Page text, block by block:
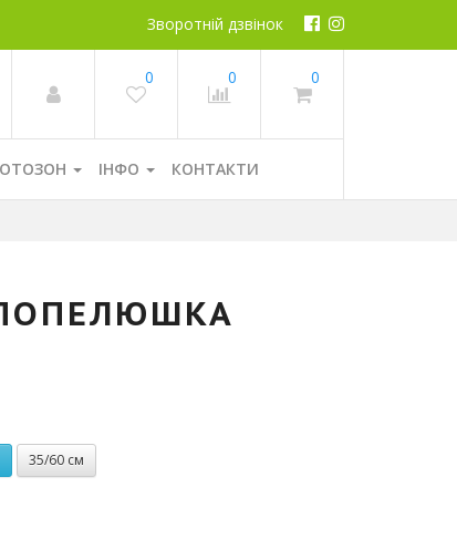
Зворотній дзвінок
0
0
0
ІНФО КОНТАКТИ
35/60 см